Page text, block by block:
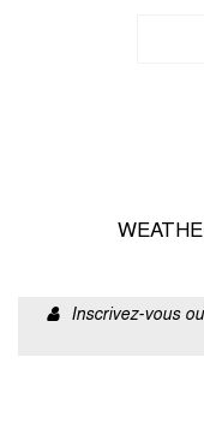
Inscrivez-vous